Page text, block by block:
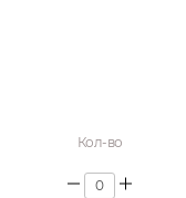
Кол-во